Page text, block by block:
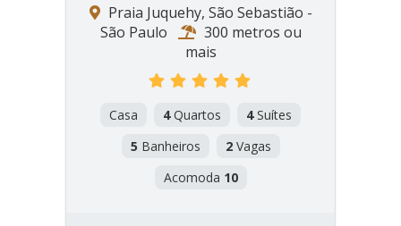
Praia Juquehy, São Sebastião -
São Paulo
300 metros ou
mais
Casa 4Quartos 4Suítes
5 Banheiros 2Vagas
Acomoda 10